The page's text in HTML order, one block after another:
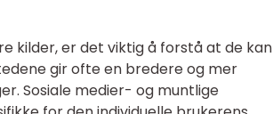
kilder, er det viktig å forstå at de kan
gir ofte en bredere og mer
Sosiale medier- og muntlige